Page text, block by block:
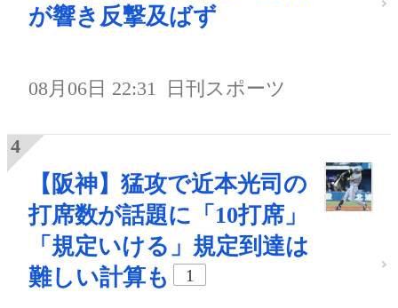
が響き反撃及ばず
08月06日 22:31 日刊スポーツ
【阪神】猛攻で近本光司の
打席数が話題に「10打席」
「規定いける」規定到達は
難しい計算も
1